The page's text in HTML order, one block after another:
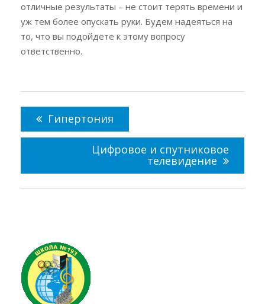
отличные результаты – не стоит терять времени и
уж тем более опускать руки. Будем надеяться на
то, что вы подойдёте к этому вопросу
ответственно.
записям
Гипертония
Цифровое и спутниковое
телевидение